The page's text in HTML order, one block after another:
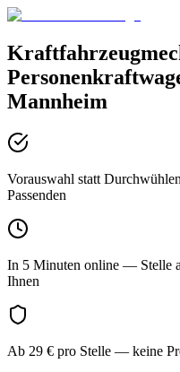
Mannheim
Vorauswahl statt Durchwühlen
Passenden
In 5 Minuten online — Stelle
Ihnen
Ab 29 € pro Stelle — keine